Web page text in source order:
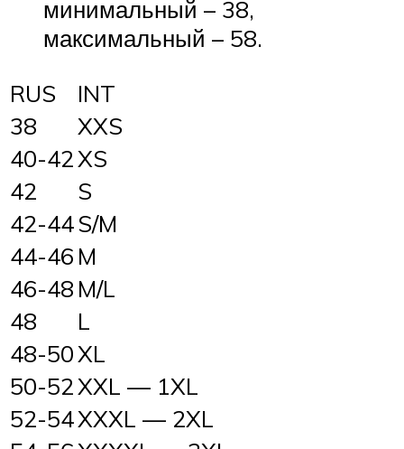
минимальный – 38,
максимальный – 58.
RUS
INT
38
XXS
40-42XS
42
S
42-44S/M
44-46 M
46-48 M/L
48
L
48-50XL
50-52XXL — 1XL
52-54XXXL — 2XL